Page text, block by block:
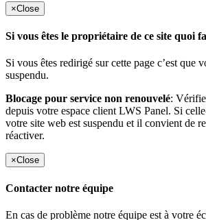
×Close
Si vous êtes le propriétaire de ce site quoi
Si vous êtes redirigé sur cette page c’est que
suspendu.
Blocage pour service non renouvelé:
depuis votre espace client LWS Panel. Si
votre site web est suspendu et il convient de
réactiver.
×Close
Contacter notre équipe
En cas de problème notre équipe est à votre